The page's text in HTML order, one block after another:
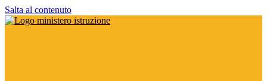
Salta al contenuto